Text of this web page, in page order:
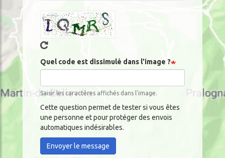
Quel code est dissimulé dans l'image ?
Saisir les caractères affichés dans l'image.
Cette question permet de tester si vous êtes
une personne et pour protéger des envois
automatiques indésirables.
Envoyer le message